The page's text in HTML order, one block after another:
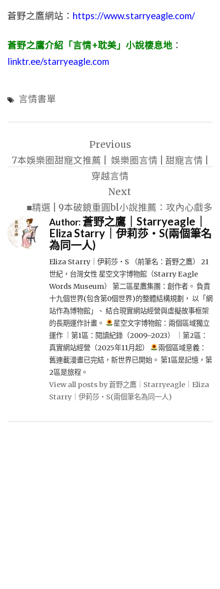
蒼野之鷹網站： https://www.starryeagle.com/
蒼野之鷹介紹「言情+耽美」小說棲息地 ：
linktr.ee/starryeagle.com
言情書單
導
Previous
7本娛樂圈甜寵文推薦 | 娛樂圈言情 | 甜寵言情 |
穿越言情
Next
■精選 | 9本破鏡重圓bl小說推薦：攻內心戲多
Author:蒼野之鷹｜Starryeagle｜
Eliza Starry｜伊莉莎・S(兩個筆名
為同一人)
Eliza Starry｜伊莉莎・S （前筆名：蒼野之鷹） 21
世紀，台灣女性 星空文字博物館（Starry Eagle
Words Museum） 第二區星鷹集團：創作者。 負責
十九個世界(包含第0個世界)的整體結構規劃， 以「網
站作為博物館」、 結合現實網站經營與虛擬故事框架
的長期運作計畫。
星空文字博物館：兩個區域獨立
運作 ｜第1區：閱讀紀錄（2009–2023） ｜第2區：
真實網站經營（2025年11月起）
兩個區域意義：
舊連載漫畫已完結，新世界已開始。 第1區是記憶，第
2區是旅程。
View all posts by 蒼野之鷹｜Starryeagle｜Eliza
Starry｜伊莉莎・S(兩個筆名為同一人)